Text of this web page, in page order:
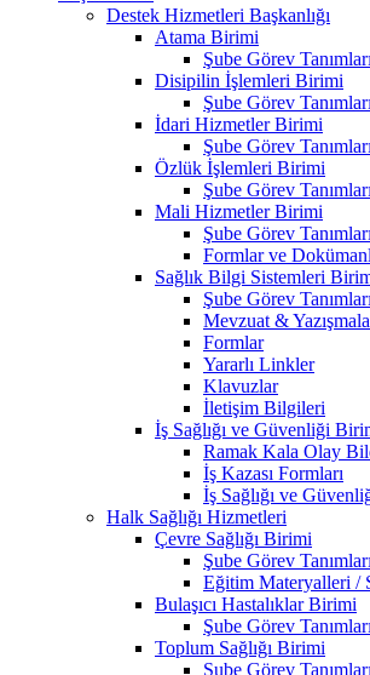
Destek Hizmetleri Başkanlığı
Atama Birimi
Şube Görev Tanımları
Disipilin İşlemleri Birimi
Şube Görev Tanımları
İdari Hizmetler Birimi
Şube Görev Tanımları
Özlük İşlemleri Birimi
Şube Görev Tanımları
Mali Hizmetler Birimi
Şube Görev Tanımları
Formlar ve
Sağlık Bilgi Sistemleri
Şube Görev Tanımları
Mevzuat &
Formlar
Yararlı Linkler
Klavuzlar
İletişim Bilgileri
İş Sağlığı ve Güvenliği
Ramak Kala Olay
İş Kazası Formları
İş Sağlığı ve
Halk Sağlığı Hizmetleri
Çevre Sağlığı Birimi
Şube Görev Tanımları
Eğitim Materyalleri /
Bulaşıcı Hastalıklar Birimi
Şube Görev Tanımları
Toplum Sağlığı Birimi
Şube Görev Tanımları